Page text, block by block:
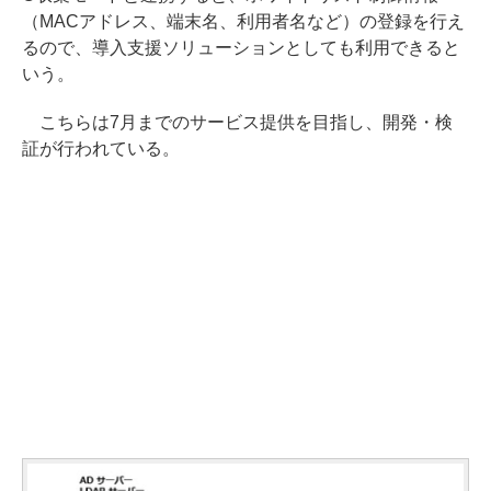
（MACアドレス、端末名、利用者名など）の登録を行え
るので、導入支援ソリューションとしても利用できると
いう。
こちらは7月までのサービス提供を目指し、開発・検
証が行われている。